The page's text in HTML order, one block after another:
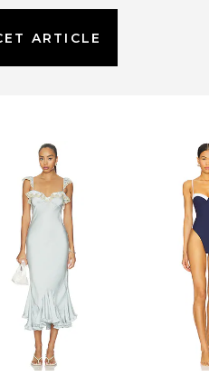
ARTICLE